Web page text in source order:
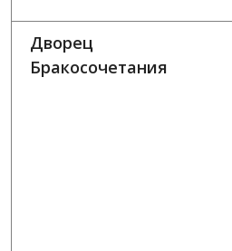
Дворец
Бракосочетания